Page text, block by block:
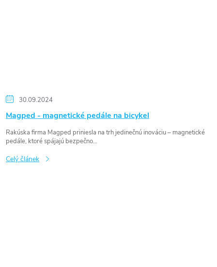
30.09.2024
Magped - magnetické pedále na bicykel
Rakúska firma Magped priniesla na trh jedinečnú inováciu – magnetické
pedále, ktoré spájajú bezpečno...
Celý článek